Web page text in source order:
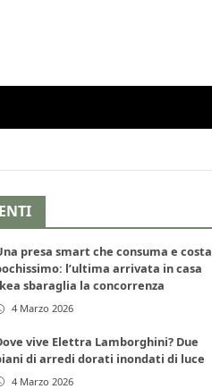
presa smart che consuma e costa
l’ultima arrivata in casa
sbaraglia la concorrenza
4 Marzo 2026
vive Elettra Lamborghini? Due
di arredi dorati inondati di luce
4 Marzo 2026